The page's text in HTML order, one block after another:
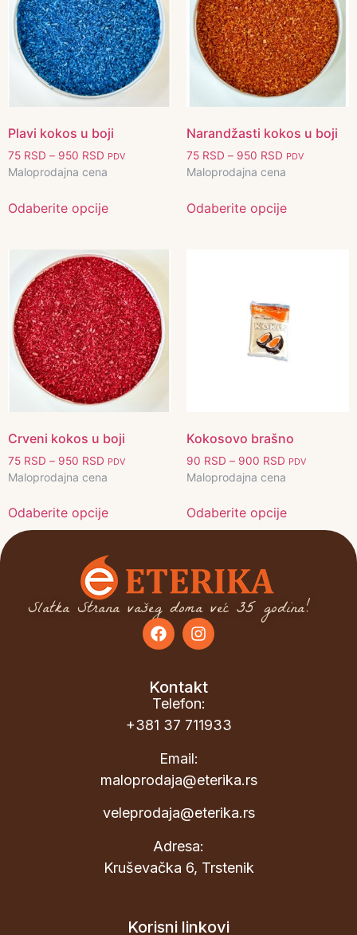
Plavi kokos u boji
75 RSD – 950 RSD PDV
Maloprodajna cena
Odaberite opcije
Narandžasti kokos u boji
75 RSD – 950 RSD PDV
Maloprodajna cena
Odaberite opcije
Crveni kokos u boji
75 RSD – 950 RSD PDV
Maloprodajna cena
Odaberite opcije
Kokosovo brašno
90 RSD – 900 RSD PDV
Maloprodajna cena
Odaberite opcije
Slatka Strana vašeg doma već 35 godina!
Kontakt
Telefon:
+381 37 711933
Email:
maloprodaja@eterika.rs
veleprodaja@eterika.rs
Adresa:
Kruševačka 6, Trstenik
Korisni linkovi